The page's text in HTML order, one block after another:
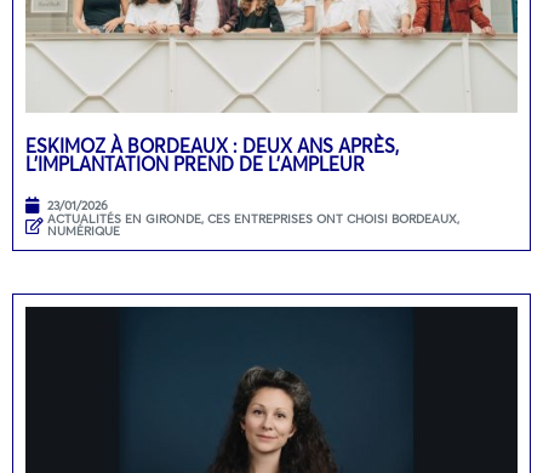
ESKIMOZ À BORDEAUX : DEUX ANS APRÈS,
L’IMPLANTATION PREND DE L’AMPLEUR
23/01/2026
ACTUALITÉS EN GIRONDE, CES ENTREPRISES ONT CHOISI BORDEAUX,
NUMÉRIQUE